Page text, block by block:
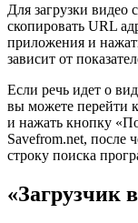
Для загрузки видео
скопировать URL
приложения и
зависит от
Если речь идет о
вы можете перейти
и нажать кнопку
Savefrom.net, после
строку поиска
«Загрузчик